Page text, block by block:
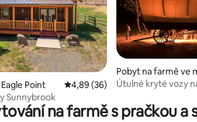
64 hodnocení
Point Průměrné hodnocení 4,89 z 5,
4,89 (36)
Sunnybrook
Pobyt na farmě ve
Pass
Útulné kryté vozy
na farmě s pračkou a